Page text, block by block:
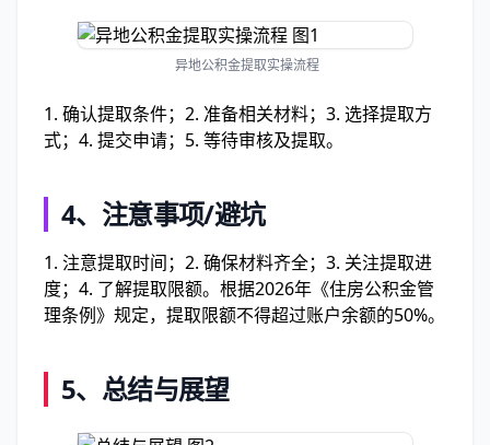
异地公积金提取实操流程
1. 确认提取条件；2. 准备相关材料；3. 选择提取方
式；4. 提交申请；5. 等待审核及提取。
4、 注意事项/避坑
1. 注意提取时间；2. 确保材料齐全；3. 关注提取进
度；4. 了解提取限额。根据2026年《住房公积金管
理条例》规定，提取限额不得超过账户余额的50%。
5、 总结与展望